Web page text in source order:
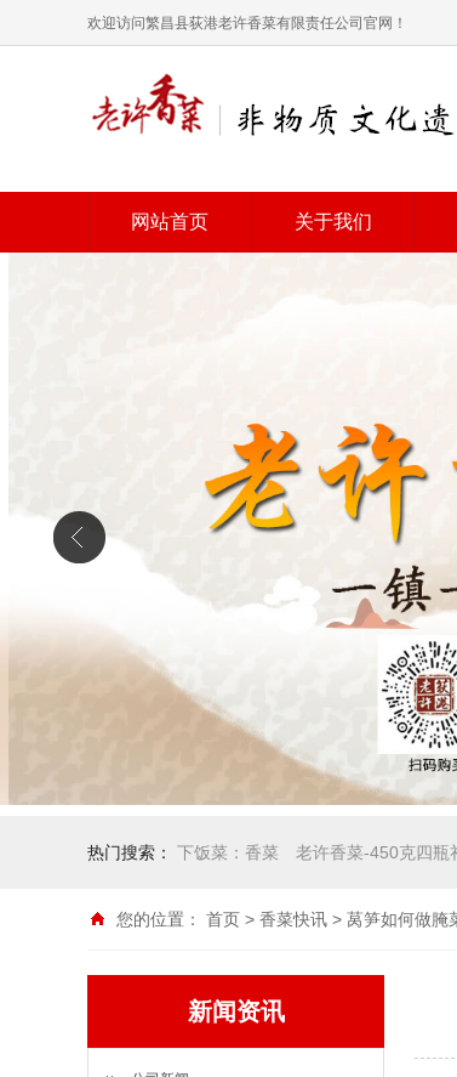
欢迎访问繁昌县荻港老许香菜有限责任公司官网！
网站首页 关于我们
热门搜索： 下饭菜：香菜 老许香菜-450克四瓶
您的位置： 首页 > 香菜快讯 > 莴笋如何做腌
新闻资讯